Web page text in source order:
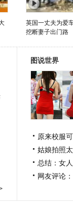
英国一丈夫为爱
挖断妻子出门路
图说世界
原来校服
姑娘拍照
总结：女
网友评论